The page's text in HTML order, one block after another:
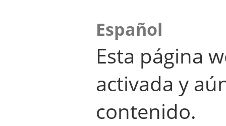
Español
Esta página
activada y
contenido.